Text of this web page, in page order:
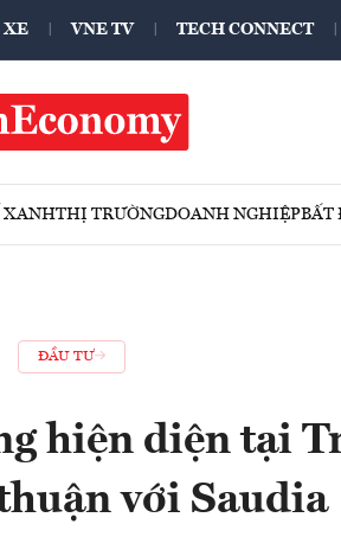
XE VNE TV TECH CONNECT
XANHTHỊ TRƯỜNGDOANH NGHIỆPBẤT
ĐẦU TƯ
hiện diện tại
với Saudia